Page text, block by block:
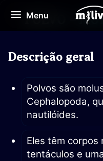
paraMenu
Menu
POLVO –
Descrição geral
Polvos são
Cephalopoda,
nautilóides.
Eles têm corpos
tentáculos e